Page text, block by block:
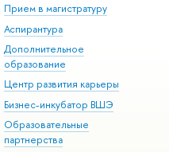
Прием в магистратуру
Аспирантура
Дополнительное
образование
Центр развития карьеры
Бизнес-инкубатор ВШЭ
Образовательные
партнерства